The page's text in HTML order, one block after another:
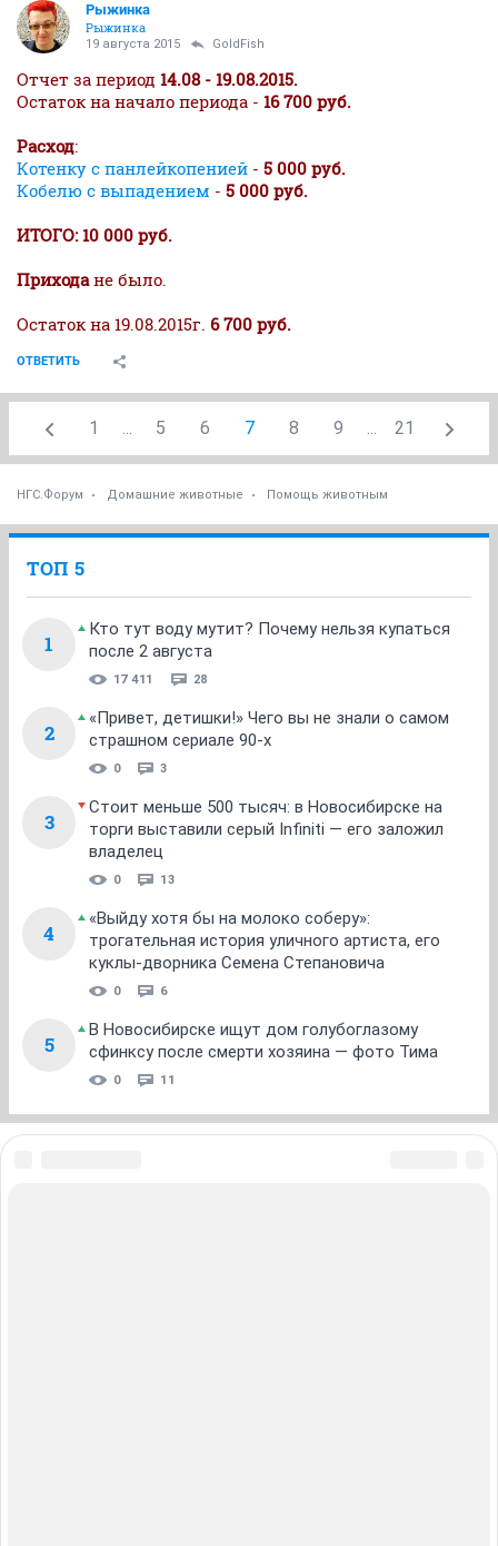
Рыжинка
Рыжинка
19 августа 2015 GoldFish
Отчет за период 14.08 - 19.08.2015.
Остаток на начало периода - 16 700 руб.
Расход:
Котенку с панлейкопенией - 5 000 руб.
Кобелю с выпадением - 5 000 руб.
ИТОГО: 10 000 руб.
Приходане было.
Остаток на 19.08.2015г. 6 700 руб.
ОТВЕТИТЬ
1 ... 5 6 7 8 9 ... 21
НГС.Форум Домашние животные Помощь животным
ТОП 5
1
Кто тут воду мутит? Почему нельзя купаться
после 2 августа
17 411 28
2
«Привет, детишки!» Чего вы не знали о самом
страшном сериале 90-х
0 3
3
Стоит меньше 500 тысяч: в Новосибирске на
торги выставили серый Infiniti — его заложил
владелец
0 13
4
«Выйду хотя бы на молоко соберу»:
трогательная история уличного артиста, его
куклы-дворника Семена Степановича
0 6
5
В Новосибирске ищут дом голубоглазому
сфинксу после смерти хозяина — фото Тима
0 11